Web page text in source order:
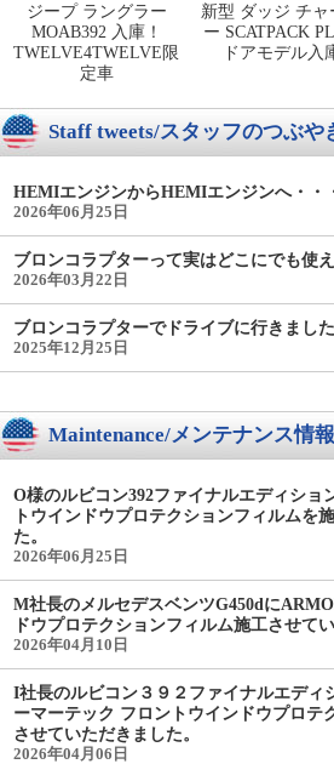
ジープ ラングラー
MOAB392 入庫！
TWELVE4TWELVE限
定車
新型 ダッジ チャ
ー SCATPACK
ドアモデル入
Staff tweets/スタッフのつぶや
HEMIエンジンからHEMIエンジンへ・・
2026年06月25日
ブロンコラプターって実はどこにでも使
2026年03月22日
ブロンコラプターでドライブに行きました
2025年12月25日
Maintenance/メンテナンス情報
O様のルビコン392ファイナルエディショ
トウインドウプロテクションフィルムを
た。
2026年06月25日
M社長のメルセデスベンツG450dに
ドウプロテクションフィルム施工させて
2026年04月10日
I社長のルビコン３９２ファイナルエディ
ーマーテック フロントウインドウプロテ
させていただきました。
2026年04月06日